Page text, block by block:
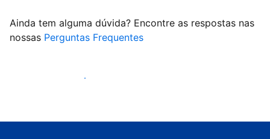
Ainda tem alguma dúvida? Encontre as respostas nas
nossas Perguntas Frequentes
Comece a receber hóspedes